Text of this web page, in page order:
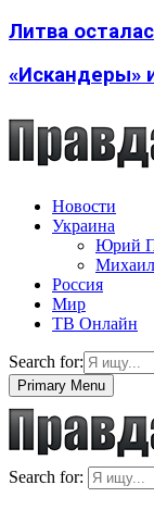
Литва
«Искандеры»
Новости
Украина
Юрий
Россия
Мир
ТВ Онлайн
Search for:
Primary Menu
Search for: